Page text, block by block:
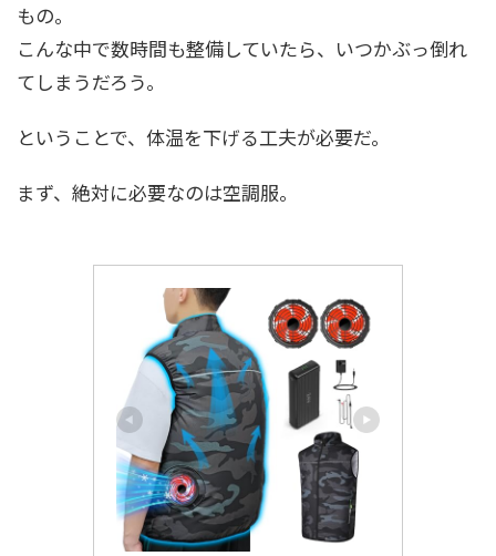
もの。
こんな中で数時間も整備していたら、いつかぶっ倒れ
てしまうだろう。
ということで、体温を下げる工夫が必要だ。
まず、絶対に必要なのは空調服。